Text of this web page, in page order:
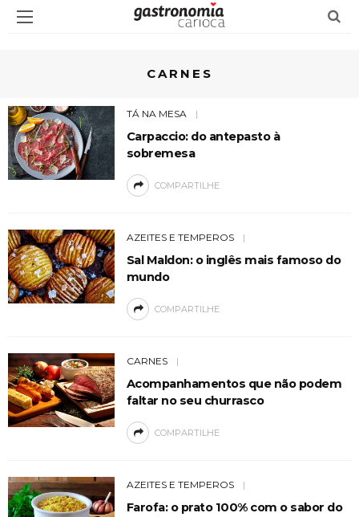
CARNES
TÁ NA MESA
Carpaccio: do antepasto à
sobremesa
COMPARTILHE
AZEITES E TEMPEROS
Sal Maldon: o inglês mais famoso do
mundo
COMPARTILHE
CARNES
Acompanhamentos que não podem
faltar no seu churrasco
COMPARTILHE
AZEITES E TEMPEROS
Farofa: o prato 100% com o sabor do